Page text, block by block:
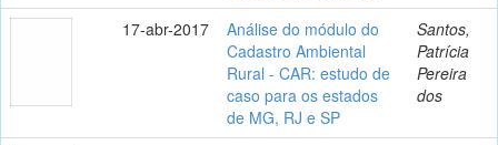
17-abr-2017
Análise do módulo do
Cadastro Ambiental
Rural - CAR: estudo de
caso para os estados
de MG, RJ e SP
Santos,
Patrícia
Pereira
dos